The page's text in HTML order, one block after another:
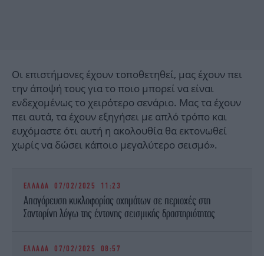
Οι επιστήμονες έχουν τοποθετηθεί, μας έχουν πει
την άποψή τους για το ποιο μπορεί να είναι
ενδεχομένως το χειρότερο σενάριο. Μας τα έχουν
πει αυτά, τα έχουν εξηγήσει με απλό τρόπο και
ευχόμαστε ότι αυτή η ακολουθία θα εκτονωθεί
χωρίς να δώσει κάποιο μεγαλύτερο σεισμό».
ΕΛΛΑΔΑ 07/02/2025 11:23
Απαγόρευση κυκλοφορίας οχημάτων σε περιοχές στη
Σαντορίνη λόγω της έντονης σεισμικής δραστηριότητας
ΕΛΛΑΔΑ 07/02/2025 08:57